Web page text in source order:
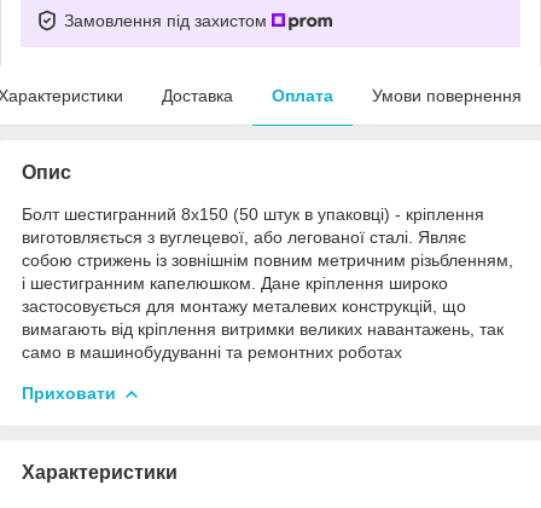
Замовлення під захистом
Доставка Оплата Умови повернення
Опис
Болт шестигранний 8х150 (50 штук в упаковці) - кріплення
виготовляється з вуглецевої, або легованої сталі. Являє
собою стрижень із зовнішнім повним метричним різьбленням,
і шестигранним капелюшком. Дане кріплення широко
застосовується для монтажу металевих конструкцій, що
вимагають від кріплення витримки великих навантажень, так
само в машинобудуванні та ремонтних роботах
Приховати
Характеристики